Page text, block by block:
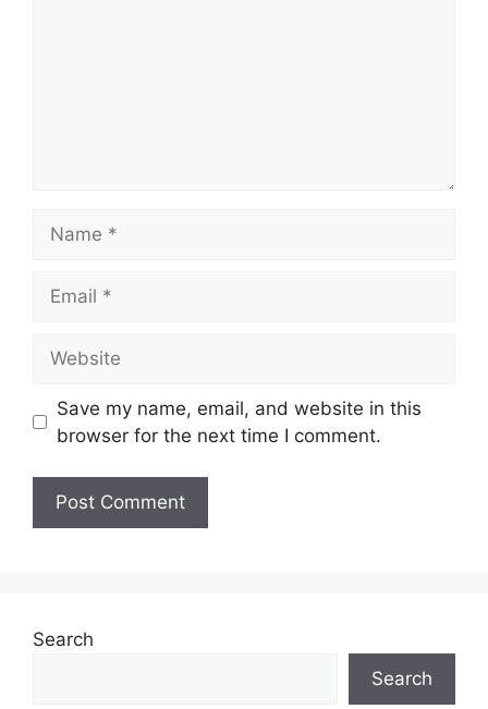
Save my name, email, and website in this
browser for the next time I comment.
Search
Search